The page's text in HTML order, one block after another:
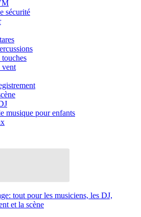
sécurité
vent
musique pour enfants
tout pour les musiciens, les DJ,
et la scène